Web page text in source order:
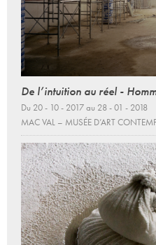
De l’intuition au réel -
Du 20 - 10 - 2017 au 28 - 01 - 2018
MAC VAL – MUSÉE D’ART